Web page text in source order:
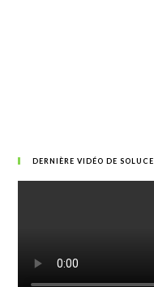
DERNIÈRE VIDÉO DE SOLUCE